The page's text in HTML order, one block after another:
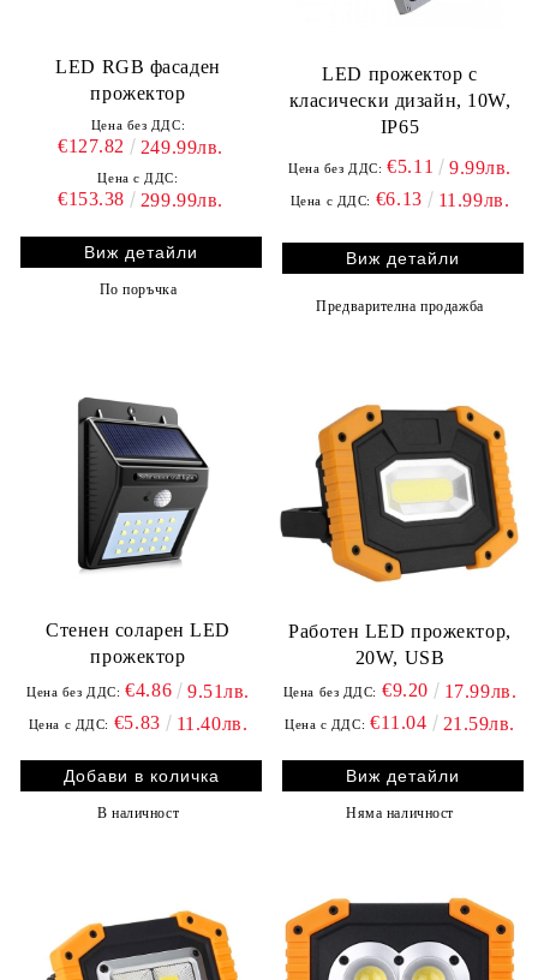
LED RGB фасаден
прожектор
Цена без ДДС:
€127.82 249.99лв.
Цена с ДДС:
€153.38 299.99лв.
Виж детайли
По поръчка
LED прожектор с
класически дизайн, 10W,
IP65
Цена без ДДС: €5.11 9.99лв.
Цена с ДДС: €6.13 11.99лв.
Виж детайли
Предварителна продажба
Стенен соларен LED
прожектор
Цена без ДДС: €4.86 9.51лв.
Цена с ДДС: €5.83 11.40лв.
В наличност
Работен LED прожектор,
20W, USB
Цена без ДДС: €9.20 17.99лв.
Цена с ДДС: €11.04 21.59лв.
Виж детайли
Няма наличност